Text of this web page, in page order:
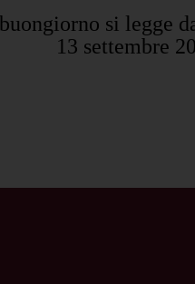
si legge
13 settembre